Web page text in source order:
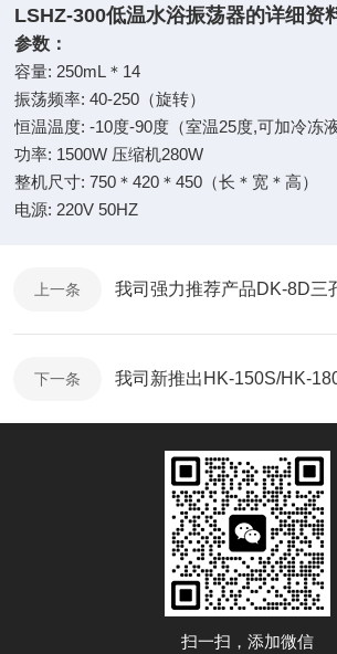
LSHZ-300低温水浴振荡器的详细资
参数：
容量: 250mL＊14
振荡频率: 40-250（旋转）
恒温温度: -10度-90度（室温25度,可加冷冻液
功率: 1500W 压缩机280W
整机尺寸: 750＊420＊450（长＊宽＊高）
电源: 220V 50HZ
上一条 我司强力推荐产品DK-8D三
下一条 我司新推出HK-150S/HK-
扫一扫，添加微信